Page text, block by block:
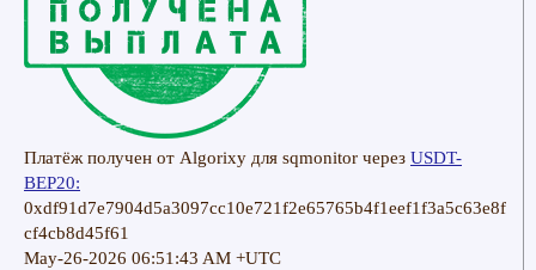
Платёж получен от Algorixy для sqmonitor через USDT-
BEP20:
0xdf91d7e7904d5a3097cc10e721f2e65765b4f1eef1f3a5c63e8f
cf4cb8d45f61
May-26-2026 06:51:43 AM +UTC